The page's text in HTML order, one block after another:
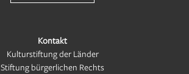
Kontakt
Kulturstiftung der Länder
Stiftung bürgerlichen Rechts